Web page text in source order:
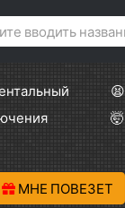
МНЕ ПОВЕЗЕТ